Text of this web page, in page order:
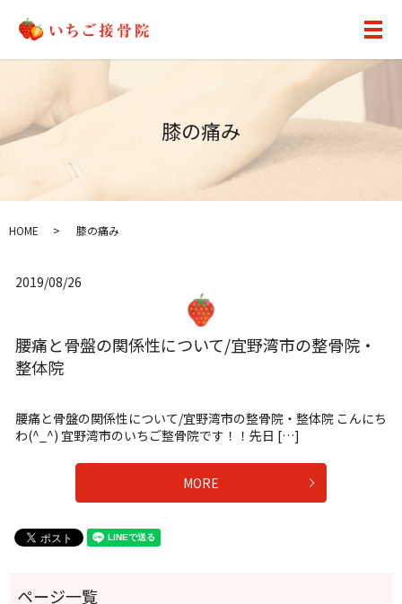
メ
膝の痛み
HOME 膝の痛み
2019/08/26
腰痛と骨盤の関係性について/宜野湾市の整骨院・
整体院
腰痛と骨盤の関係性について/宜野湾市の整骨院・整体院 こんにち
わ(^_^) 宜野湾市のいちご整骨院です！！先日 […]
MORE